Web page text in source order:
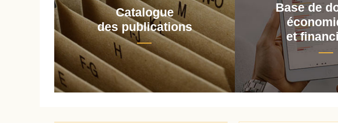
Catalogue
des publications
Base de
et